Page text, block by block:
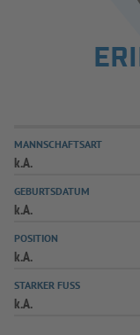
SPIELBETRIEB &
AUSBILDUNG &
MANNSCHAFTSART
k.A.
GEBURTSDATUM
k.A.
POSITION
k.A.
STARKER FUSS
k.A.